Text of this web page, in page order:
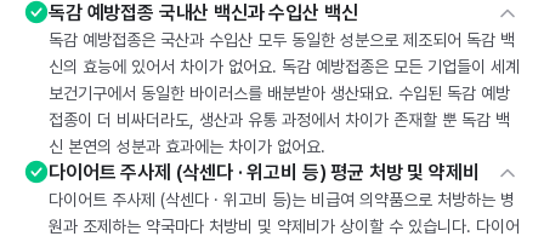
독감 예방접종 국내산 백신과 수입산 백신
독감 예방접종은 국산과 수입산 모두 동일한 성분으로 제조되어 독감 백
신의 효능에 있어서 차이가 없어요. 독감 예방접종은 모든 기업들이 세계
보건기구에서 동일한 바이러스를 배분받아 생산돼요. 수입된 독감 예방
접종이 더 비싸더라도, 생산과 유통 과정에서 차이가 존재할 뿐 독감 백
신 본연의 성분과 효과에는 차이가 없어요.
다이어트 주사제 (삭센다 · 위고비 등) 평균 처방 및 약제비
다이어트 주사제 (삭센다 · 위고비 등)는 비급여 의약품으로 처방하는 병
원과 조제하는 약국마다 처방비 및 약제비가 상이할 수 있습니다. 다이어